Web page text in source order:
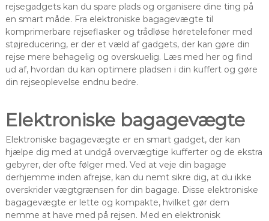
rejsegadgets kan du spare plads og organisere dine ting på
en smart måde. Fra elektroniske bagagevægte til
komprimerbare rejseflasker og trådløse høretelefoner med
støjreducering, er der et væld af gadgets, der kan gøre din
rejse mere behagelig og overskuelig. Læs med her og find
ud af, hvordan du kan optimere pladsen i din kuffert og gøre
din rejseoplevelse endnu bedre.
Elektroniske bagagevægte
Elektroniske bagagevægte er en smart gadget, der kan
hjælpe dig med at undgå overvægtige kufferter og de ekstra
gebyrer, der ofte følger med. Ved at veje din bagage
derhjemme inden afrejse, kan du nemt sikre dig, at du ikke
overskrider vægtgrænsen for din bagage. Disse elektroniske
bagagevægte er lette og kompakte, hvilket gør dem
nemme at have med på rejsen. Med en elektronisk